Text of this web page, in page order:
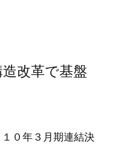
改革で基盤
０年３月期連結決